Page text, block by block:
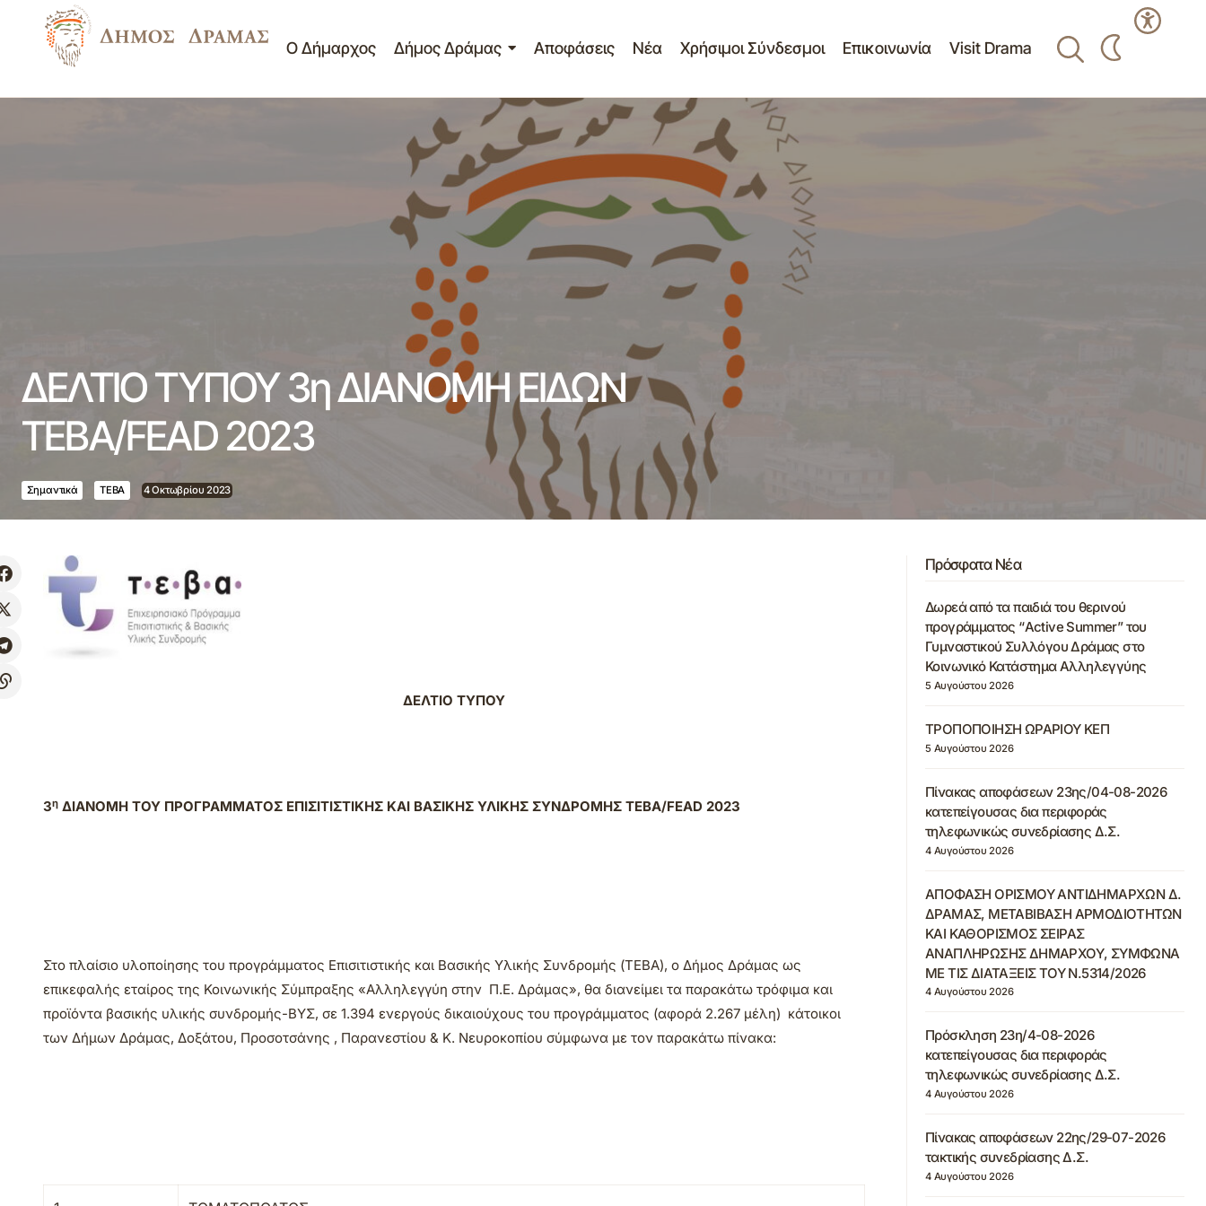
Ο Δήμαρχος Δήμος Δράμας Αποφάσεις Νέα Χρήσιμοι Σύνδεσμοι Επικοινωνία Visit Drama
ΤΕΒΑ ΔΕΛΤΙΟ ΤΥΠΟΥ 3η ΔΙΑΝΟΜΗ ΕΙΔΩΝ ΤΕΒΑ/FEAD 2023
ΔΕΛΤΙΟ ΤΥΠΟΥ 3η ΔΙΑΝΟΜΗ ΕΙΔΩΝ
ΤΕΒΑ/FEAD 2023
Σημαντικά ΤΕΒΑ 4 Οκτωβρίου 2023
ΔΕΛΤΙΟ ΤΥΠΟΥ
3η ΔΙΑΝΟMΗ ΤΟΥ ΠΡΟΓΡΑΜΜΑΤΟΣ ΕΠΙΣΙΤΙΣΤΙΚΗΣ ΚΑΙ ΒΑΣΙΚΗΣ ΥΛΙΚΗΣ ΣΥΝΔΡΟΜΗΣ ΤΕΒΑ/FEAD 2023
Στο πλαίσιο υλοποίησης του προγράμματος Επισιτιστικής και Βασικής Υλικής Συνδρομής (ΤΕΒΑ), ο Δήμος Δράμας ως
επικεφαλής εταίρος της Κοινωνικής Σύμπραξης «Αλληλεγγύη στην Π.Ε. Δράμας», θα διανείμει τα παρακάτω τρόφιμα και
προϊόντα βασικής υλικής συνδρομής-ΒΥΣ, σε 1.394 ενεργούς δικαιούχους του προγράμματος (αφορά 2.267 μέλη) κάτοικοι
των Δήμων Δράμας, Δοξάτου, Προσοτσάνης , Παρανεστίου & Κ. Νευροκοπίου σύμφωνα με τον παρακάτω πίνακα:
Πρόσφατα Νέα
Δωρεά από τα παιδιά του θερινού
προγράμματος “Active Summer” του
Γυμναστικού Συλλόγου Δράμας στο
Κοινωνικό Κατάστημα Αλληλεγγύης
5 Αυγούστου 2026
ΤΡΟΠΟΠΟΙΗΣΗ ΩΡΑΡΙΟΥ ΚΕΠ
5 Αυγούστου 2026
Πίνακας αποφάσεων 23ης/04-08-2026
κατεπείγουσας δια περιφοράς
τηλεφωνικώς συνεδρίασης Δ.Σ.
4 Αυγούστου 2026
ΑΠΟΦΑΣΗ ΟΡΙΣΜΟΥ ΑΝΤΙΔΗΜΑΡΧΩΝ Δ.
ΔΡΑΜΑΣ, ΜΕΤΑΒΙΒΑΣΗ ΑΡΜΟΔΙΟΤΗΤΩΝ
ΚΑΙ ΚΑΘΟΡΙΣΜΟΣ ΣΕΙΡΑΣ
ΑΝΑΠΛΗΡΩΣΗΣ ΔΗΜΑΡΧΟΥ, ΣΥΜΦΩΝΑ
ΜΕ ΤΙΣ ΔΙΑΤΑΞΕΙΣ ΤΟΥ Ν.5314/2026
4 Αυγούστου 2026
Πρόσκληση 23η/4-08-2026
κατεπείγουσας δια περιφοράς
τηλεφωνικώς συνεδρίασης Δ.Σ.
4 Αυγούστου 2026
Πίνακας αποφάσεων 22ης/29-07-2026
τακτικής συνεδρίασης Δ.Σ.
4 Αυγούστου 2026